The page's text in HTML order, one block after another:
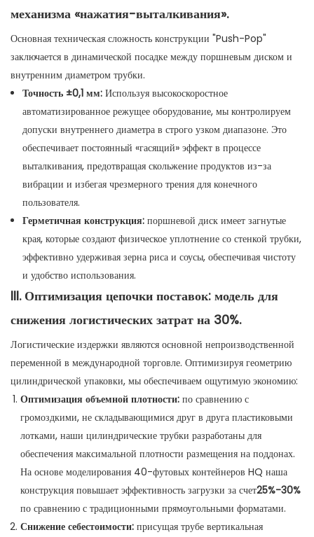
механизма «нажатия-выталкивания».
Основная техническая сложность конструкции "Push-Pop"
заключается в динамической посадке между поршневым диском и
внутренним диаметром трубки.
Точность ±0,1 мм:Используя высокоскоростное
автоматизированное режущее оборудование, мы контролируем
допуски внутреннего диаметра в строго узком диапазоне. Это
обеспечивает постоянный «гасящий» эффект в процессе
выталкивания, предотвращая скольжение продуктов из-за
вибрации и избегая чрезмерного трения для конечного
пользователя.
Герметичная конструкция:поршневой диск имеет загнутые
края, которые создают физическое уплотнение со стенкой трубки,
эффективно удерживая зерна риса и соусы, обеспечивая чистоту
и удобство использования.
III. Оптимизация цепочки поставок: модель для
снижения логистических затрат на 30%.
Логистические издержки являются основной непроизводственной
переменной в международной торговле. Оптимизируя геометрию
цилиндрической упаковки, мы обеспечиваем ощутимую экономию:
Оптимизация объемной плотности: по сравнению с
громоздкими, не складывающимися друг в друга пластиковыми
лотками, наши цилиндрические трубки разработаны для
обеспечения максимальной плотности размещения на поддонах.
На основе моделирования 40-футовых контейнеров HQ наша
конструкция повышает эффективность загрузки за счет25%-30%
по сравнению с традиционными прямоугольными форматами.
Снижение себестоимости: присущая трубе вертикальная